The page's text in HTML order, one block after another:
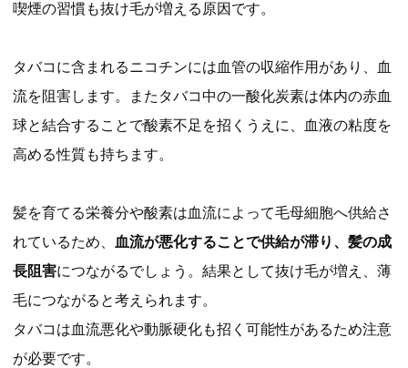
喫煙の習慣も抜け毛が増える原因です。
タバコに含まれるニコチンには血管の収縮作用があり、血
流を阻害します。またタバコ中の一酸化炭素は体内の赤血
球と結合することで酸素不足を招くうえに、血液の粘度を
高める性質も持ちます。
髪を育てる栄養分や酸素は血流によって毛母細胞へ供給さ
れているため、
血流が悪化することで供給が滞り、髪の成
長阻害につながるでしょう。結果として抜け毛が増え、薄
毛につながると考えられます。
タバコは血流悪化や動脈硬化も招く可能性があるため注意
が必要です。